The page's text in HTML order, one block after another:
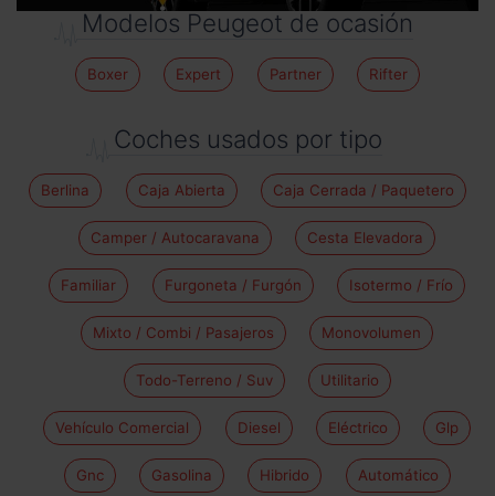
Modelos Peugeot de ocasión
Boxer Expert Partner Rifter
Coches usados por tipo
Berlina Caja Abierta Caja Cerrada / Paquetero
Camper / Autocaravana Cesta Elevadora
Familiar Furgoneta / Furgón Isotermo / Frío
Mixto / Combi / Pasajeros Monovolumen
Todo-Terreno / Suv Utilitario
Vehículo Comercial Diesel Eléctrico Glp
Gnc Gasolina Hibrido Automático